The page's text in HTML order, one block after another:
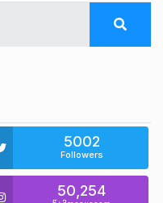
5002
Followers
50,254